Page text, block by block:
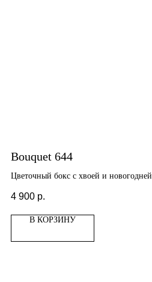
Bouquet 644
Цветочный бокс с хвоей и новогодней
4 900 р.
В КОРЗИНУ